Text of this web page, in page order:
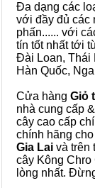
Đa dạng các
với đầy đủ các
phấn...... với
tín tốt nhất tới
Đài Loan, Thái
Hàn Quốc,
Cửa hàng Giỏ
nhà cung cấp
cây cao cấp
chính hãng
Gia Lai và trên
cây Kông Chro
lòng nhất.